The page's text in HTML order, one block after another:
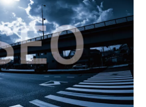
有する個人情報について次のとおり第
があります。
による、本サービスに掲載されている企
スを通じて各種サービスを提供している
料請求等の各種問合せがあった場合の当
ビスを利用したことにより、関係する第
スに掲載されている企業及び本サービス
ービスを提供している企業）から当該第
サービス等を提供する上で必要な情報の